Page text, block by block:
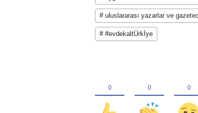
# uluslararası yazarlar ve
# #evdekaltÜrkİye